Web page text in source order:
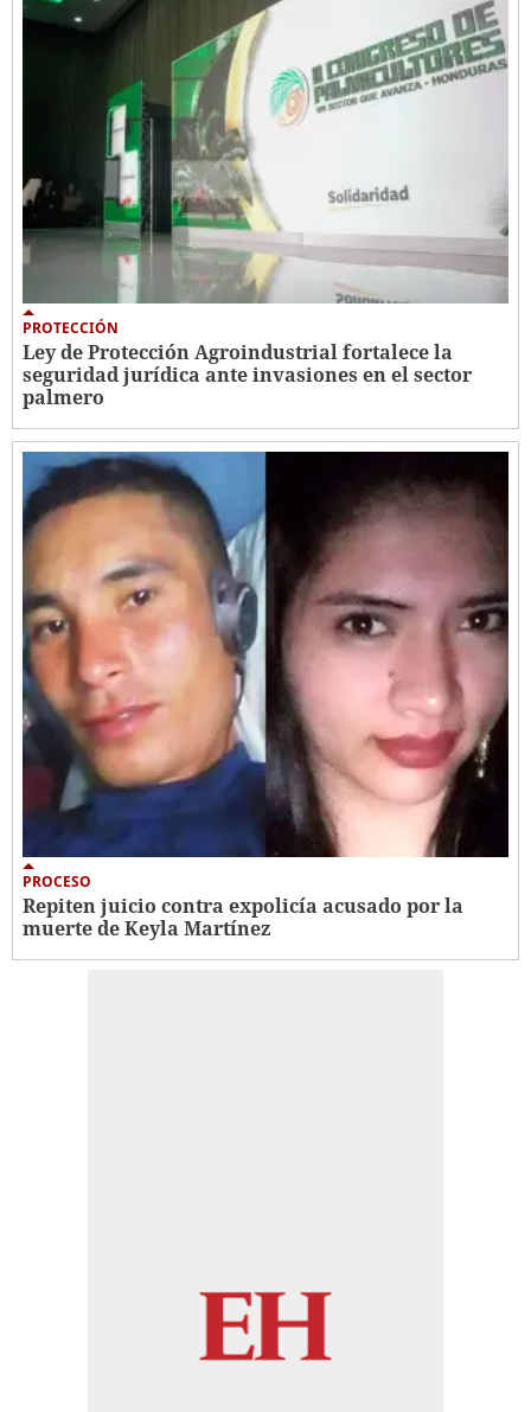
PROTECCIÓN
Ley de Protección Agroindustrial fortalece la
seguridad jurídica ante invasiones en el sector
palmero
PROCESO
Repiten juicio contra expolicía acusado por la
muerte de Keyla Martínez